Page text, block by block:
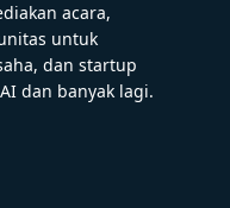
acara,
untuk
dan startup
dan banyak lagi.